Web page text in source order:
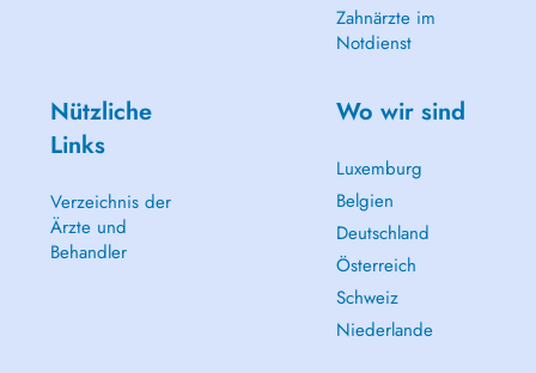
Zahnärzte im
Notdienst
Nützliche
Links
Verzeichnis der
Ärzte und
Behandler
Wo wir sind
Luxemburg
Belgien
Deutschland
Österreich
Schweiz
Niederlande